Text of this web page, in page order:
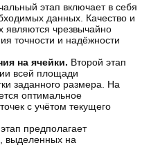
этап включает в себя
данных. Качество и
являются чрезвычайно
точности и надёжности
на ячейки. Второй этап
всей площади
заданного размера. На
оптимальное
с учётом текущего
предполагает
выделенных на